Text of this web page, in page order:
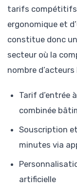
tarifs
ergonomique et
constitue donc
secteur où la
nombre
Tarif d’entrée
combinée
Souscription
minutes via
artificielle